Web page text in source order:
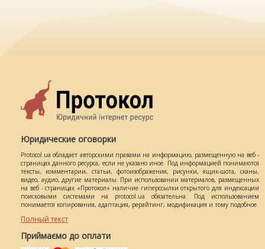
Юридические оговорки
Protocol.ua обладает авторскими правами на информацию, размещенную на веб -
страницах данного ресурса, если не указано иное. Под информацией понимаются
тексты, комментарии, статьи, фотоизображения, рисунки, ящик-шота, сканы,
видео, аудио, другие материалы. При использовании материалов, размещенных
на веб - страницах «Протокол» наличие гиперссылки открытого для индексации
поисковыми системами на protocol.ua обязательна. Под использованием
понимается копирования, адаптация, рерайтинг, модификация и тому подобное.
Полный текст
Приймаємо до оплати